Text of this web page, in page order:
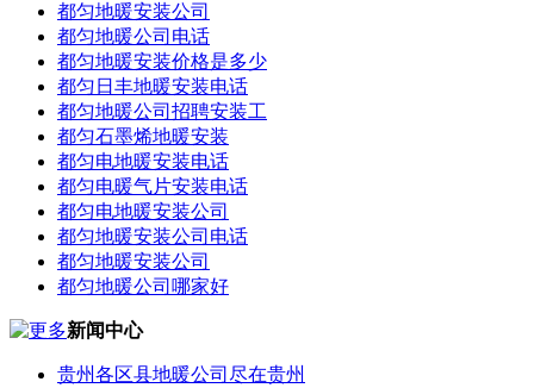
都匀地暖安装公司
都匀地暖公司电话
都匀地暖安装价格是多少
都匀日丰地暖安装电话
都匀地暖公司招聘安装工
都匀石墨烯地暖安装
都匀电地暖安装电话
都匀电暖气片安装电话
都匀电地暖安装公司
都匀地暖安装公司电话
都匀地暖安装公司
都匀地暖公司哪家好
新闻中心
贵州各区县地暖公司尽在贵州